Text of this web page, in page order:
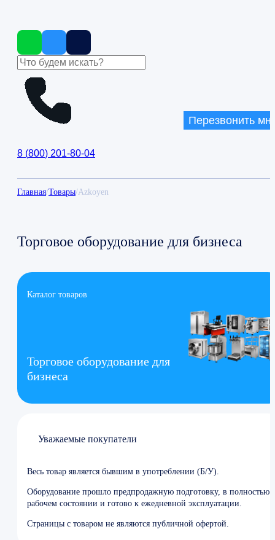
8 (800) 201-80-04
Перезвонить
Главная/Товары/Azkoyen
Торговое оборудование для бизнеса
Каталог товаров
Торговое оборудование для
бизнеса
Уважаемые покупатели
Весь товар является бывшим в употреблении (Б/У).
Оборудование прошло предпродажную подготовку, в полностью
рабочем состоянии и готово к ежедневной эксплуатации.
Страницы с товаром не являются публичной офертой.